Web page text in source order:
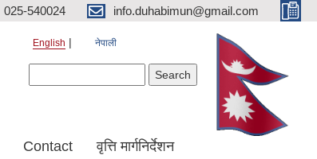
025-540024 info.duhabimun@gmail.com
English नेपाली
Contact वृत्ति मार्गनिर्देशन